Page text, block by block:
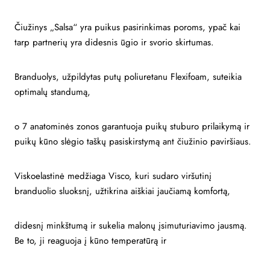
Čiužinys „Salsa“ yra puikus pasirinkimas poroms, ypač kai
tarp partnerių yra didesnis ūgio ir svorio skirtumas.
Branduolys, užpildytas putų poliuretanu Flexifoam, suteikia
optimalų standumą,
o 7 anatominės zonos garantuoja puikų stuburo prilaikymą ir
puikų kūno slėgio taškų pasiskirstymą ant čiužinio paviršiaus.
Viskoelastinė medžiaga Visco, kuri sudaro viršutinį
branduolio sluoksnį, užtikrina aiškiai jaučiamą komfortą,
didesnį minkštumą ir sukelia malonų įsimuturiavimo jausmą.
Be to, ji reaguoja į kūno temperatūrą ir